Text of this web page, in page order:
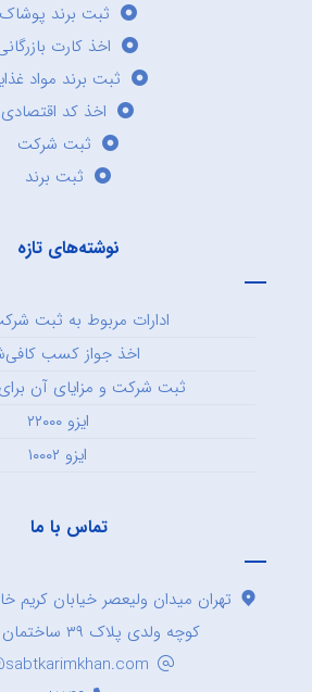
ثبت برند پوشاک
اخذ کارت
ثبت برند مواد
اخذ کد اقتصادی
ثبت شرکت
ثبت برند
نوشته‌های تازه
ادارات مربوط به ثبت
اخذ جواز کسب
ثبت شرکت و مزایای آن برای
ایزو ۲۲۰۰۰
ایزو ۱۰۰۰۲
تماس با ما
تهران میدان ولیعصر خیابان کریم
کوچه ولدی پلاک ۳۹ ساختمان کریم خان